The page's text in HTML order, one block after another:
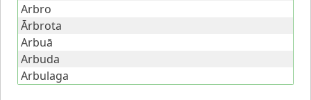
Arbro
Ārbrota
Arbuā
Arbuda
Arbulaga